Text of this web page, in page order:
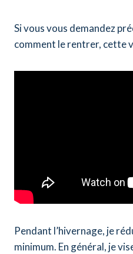
Si vous vous demandez
comment le rentrer, cette
Pendant l’hivernage, je
minimum. En général, je